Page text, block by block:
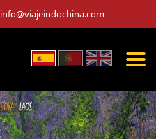
info@viajeindochina.com